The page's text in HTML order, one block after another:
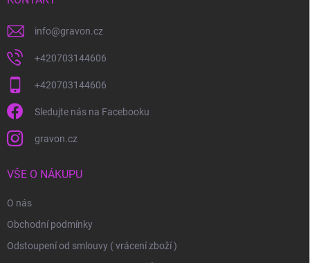
info@gravon.cz
+420703144606
+420703144606
Sledujte nás na Facebooku
gravon.cz
VŠE O NÁKUPU
O nás
Obchodní podmínky
Odstoupení od smlouvy ( vrácení zboží )